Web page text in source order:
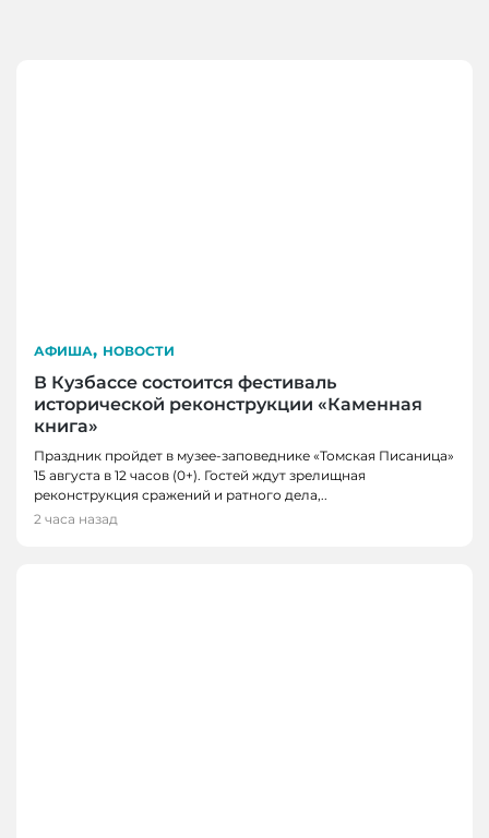
АФИША, НОВОСТИ
В Кузбассе состоится фестиваль
исторической реконструкции «Каменная
книга»
Праздник пройдет в музее-заповеднике «Томская Писаница»
15 августа в 12 часов (0+). Гостей ждут зрелищная
реконструкция сражений и ратного дела,..
2 часа назад